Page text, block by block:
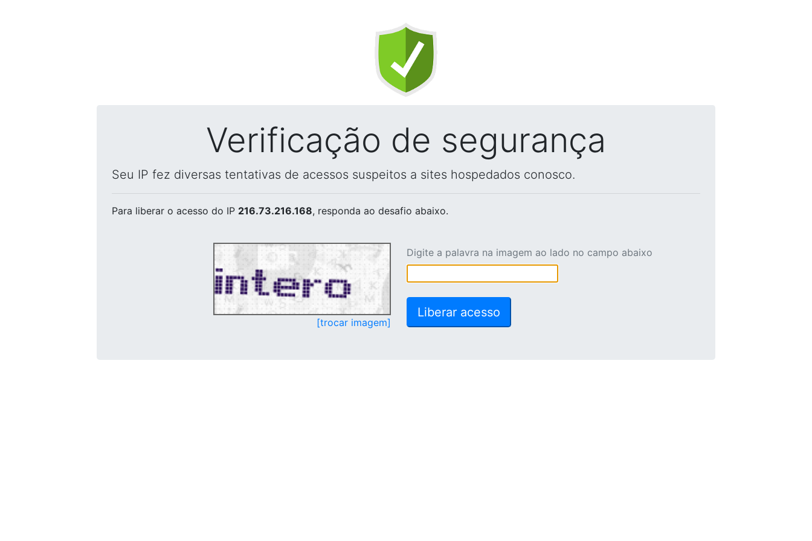
Verificação de segurança
Seu IP fez diversas tentativas de acessos suspeitos a sites hospedados conosco.
Para liberar o acesso do IP 216.73.216.168, responda ao desafio abaixo.
[trocar imagem]
Digite a palavra na imagem ao lado no campo abaixo